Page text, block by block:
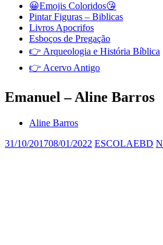
😀Emojis Coloridos😘
Pintar Figuras – Biblicas
Livros Apocrifos
Esboços de Pregação
👉 Arqueologia e História Bíblica
👉 Acervo Antigo
Emanuel – Aline Barros
Aline Barros
31/10/201708/01/2022 ESCOLAEBD